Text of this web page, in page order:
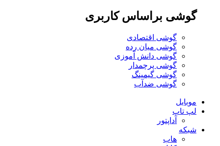
گوشی براساس کاربری
گوشی اقتصادی
گوشی میان رده
گوشی دانش آموزی
گوشی پرچمدار
گوشی گیمینگ
گوشی ضدآب
موبایل
لپ تاپ
آداپتور
شبکه
هاب